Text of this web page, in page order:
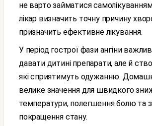
не варто займатися
лікар визначить точну причину
призначить ефективне лікування.
У період гострої фази ангіни важливо не тільки
давати дитині препарати, але й
які сприятимуть одужанню.
велике значення для швидкого
температури, полегшення болю та
покращення стану.